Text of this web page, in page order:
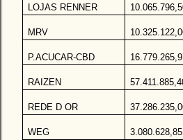
LOJAS RENNER
MRV
P.ACUCAR-CBD
RAIZEN
REDE D OR
WEG 3.080.628,85